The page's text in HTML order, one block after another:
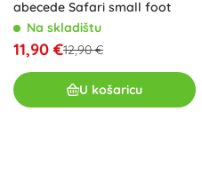
abecede Safari small foot
Na skladištu
11,90 €12,90 €
U košaricu